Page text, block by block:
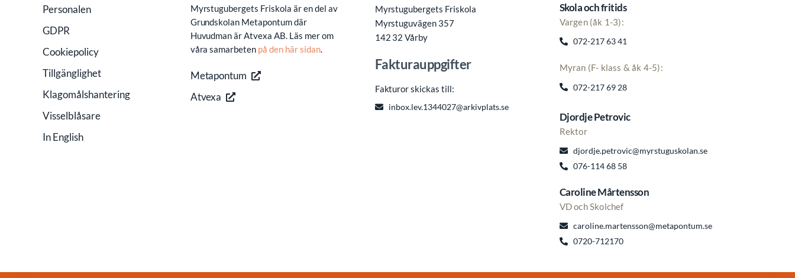
Personalen
GDPR
Cookiepolicy
Tillgänglighet
Klagomålshantering
Visselblåsare
In English
Myrstugubergets Friskola är en del av
Grundskolan Metapontum där
Huvudman är Atvexa AB. Läs mer om
våra samarbeten på den här sidan.
Metapontum
Atvexa
Myrstugubergets Friskola
Myrstuguvägen 357
142 32 Vårby
Fakturauppgifter
Fakturor skickas till:
inbox.lev.1344027@arkivplats.se
Skola och fritids
Vargen (åk 1-3):
072-217 63 41
Myran (F- klass & åk 4-5):
072-217 69 28
Djordje Petrovic
Rektor
djordje.petrovic@myrstuguskolan.se
076-114 68 58
Caroline Mårtensson
VD och Skolchef
caroline.martensson@metapontum.se
0720-712170